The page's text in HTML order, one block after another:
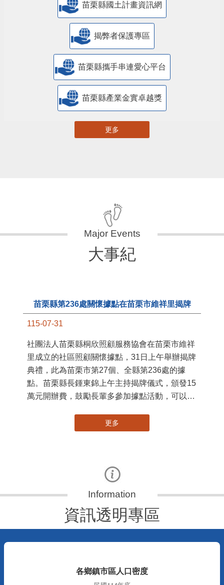
苗栗縣國土計畫資訊網
揭弊者保護專區
苗栗縣攜手串連愛心平台
苗栗縣產業金實卓越獎
更多
大事紀
苗栗縣第236處關懷據點在苗栗市維祥里揭牌
115-07-31
社團法人苗栗縣桐欣照顧服務協會在苗栗市維祥
里成立的社區照顧關懷據點，31日上午舉辦揭牌
典禮，此為苗栗市第27個、全縣第236處的據
點。苗栗縣長鍾東錦上午主持揭牌儀式，頒發15
萬元開辦費，鼓勵長輩多參加據點活動，可以更
更多
資訊透明專區